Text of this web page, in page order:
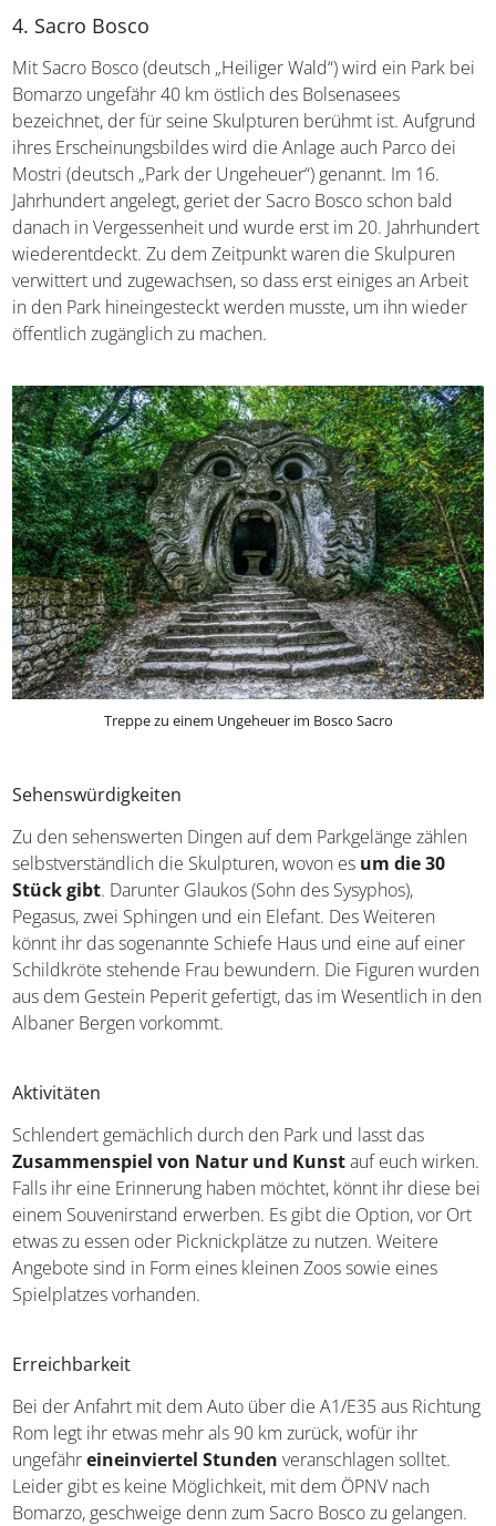
4. Sacro Bosco
Mit Sacro Bosco (deutsch „Heiliger Wald“) wird ein Park bei
Bomarzo ungefähr 40 km östlich des Bolsenasees
bezeichnet, der für seine Skulpturen berühmt ist. Aufgrund
ihres Erscheinungsbildes wird die Anlage auch Parco dei
Mostri (deutsch „Park der Ungeheuer“) genannt. Im 16.
Jahrhundert angelegt, geriet der Sacro Bosco schon bald
danach in Vergessenheit und wurde erst im 20. Jahrhundert
wiederentdeckt. Zu dem Zeitpunkt waren die Skulpuren
verwittert und zugewachsen, so dass erst einiges an Arbeit
in den Park hineingesteckt werden musste, um ihn wieder
öffentlich zugänglich zu machen.
Treppe zu einem Ungeheuer im Bosco Sacro
Sehenswürdigkeiten
Zu den sehenswerten Dingen auf dem Parkgelänge zählen
selbstverständlich die Skulpturen, wovon es um die 30
Stück gibt. Darunter Glaukos (Sohn des Sysyphos),
Pegasus, zwei Sphingen und ein Elefant. Des Weiteren
könnt ihr das sogenannte Schiefe Haus und eine auf einer
Schildkröte stehende Frau bewundern. Die Figuren wurden
aus dem Gestein Peperit gefertigt, das im Wesentlich in den
Albaner Bergen vorkommt.
Aktivitäten
Schlendert gemächlich durch den Park und lasst das
Zusammenspiel von Natur und Kunstauf euch wirken.
Falls ihr eine Erinnerung haben möchtet, könnt ihr diese bei
einem Souvenirstand erwerben. Es gibt die Option, vor Ort
etwas zu essen oder Picknickplätze zu nutzen. Weitere
Angebote sind in Form eines kleinen Zoos sowie eines
Spielplatzes vorhanden.
Erreichbarkeit
Bei der Anfahrt mit dem Auto über die A1/E35 aus Richtung
Rom legt ihr etwas mehr als 90 km zurück, wofür ihr
ungefähreineinviertel Stunden veranschlagen solltet.
Leider gibt es keine Möglichkeit, mit dem ÖPNV nach
Bomarzo, geschweige denn zum Sacro Bosco zu gelangen.